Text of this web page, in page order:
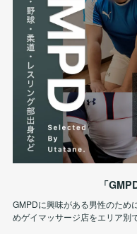
「
GMPDに興味がある男性のため
めゲイマッサージ店をエリア別